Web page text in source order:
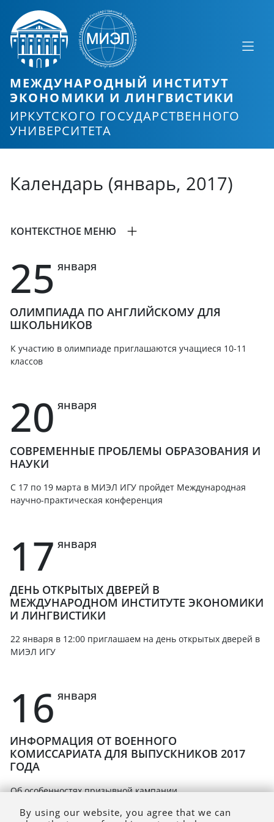
МЕЖДУНАРОДНЫЙ ИНСТИТУТ
ЭКОНОМИКИ И ЛИНГВИСТИКИ
ИРКУТСКОГО ГОСУДАРСТВЕННОГО
УНИВЕРСИТЕТА
Календарь (январь, 2017)
КОНТЕКСТНОЕ МЕНЮ
25 января
ОЛИМПИАДА ПО АНГЛИЙСКОМУ ДЛЯ
ШКОЛЬНИКОВ
К участию в олимпиаде приглашаются учащиеся 10-11
классов
20 января
СОВРЕМЕННЫЕ ПРОБЛЕМЫ ОБРАЗОВАНИЯ И
НАУКИ
С 17 по 19 марта в МИЭЛ ИГУ пройдет Международная
научно-практическая конференция
17 января
ДЕНЬ ОТКРЫТЫХ ДВЕРЕЙ В
МЕЖДУНАРОДНОМ ИНСТИТУТЕ ЭКОНОМИКИ
И ЛИНГВИСТИКИ
22 января в 12:00 приглашаем на день открытых дверей в
МИЭЛ ИГУ
16 января
ИНФОРМАЦИЯ ОТ ВОЕННОГО
КОМИССАРИАТА ДЛЯ ВЫПУСКНИКОВ 2017
ГОДА
Об особенностях призывной кампании
By using our website, you agree that we can